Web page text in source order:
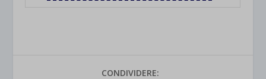
CONDIVIDERE: